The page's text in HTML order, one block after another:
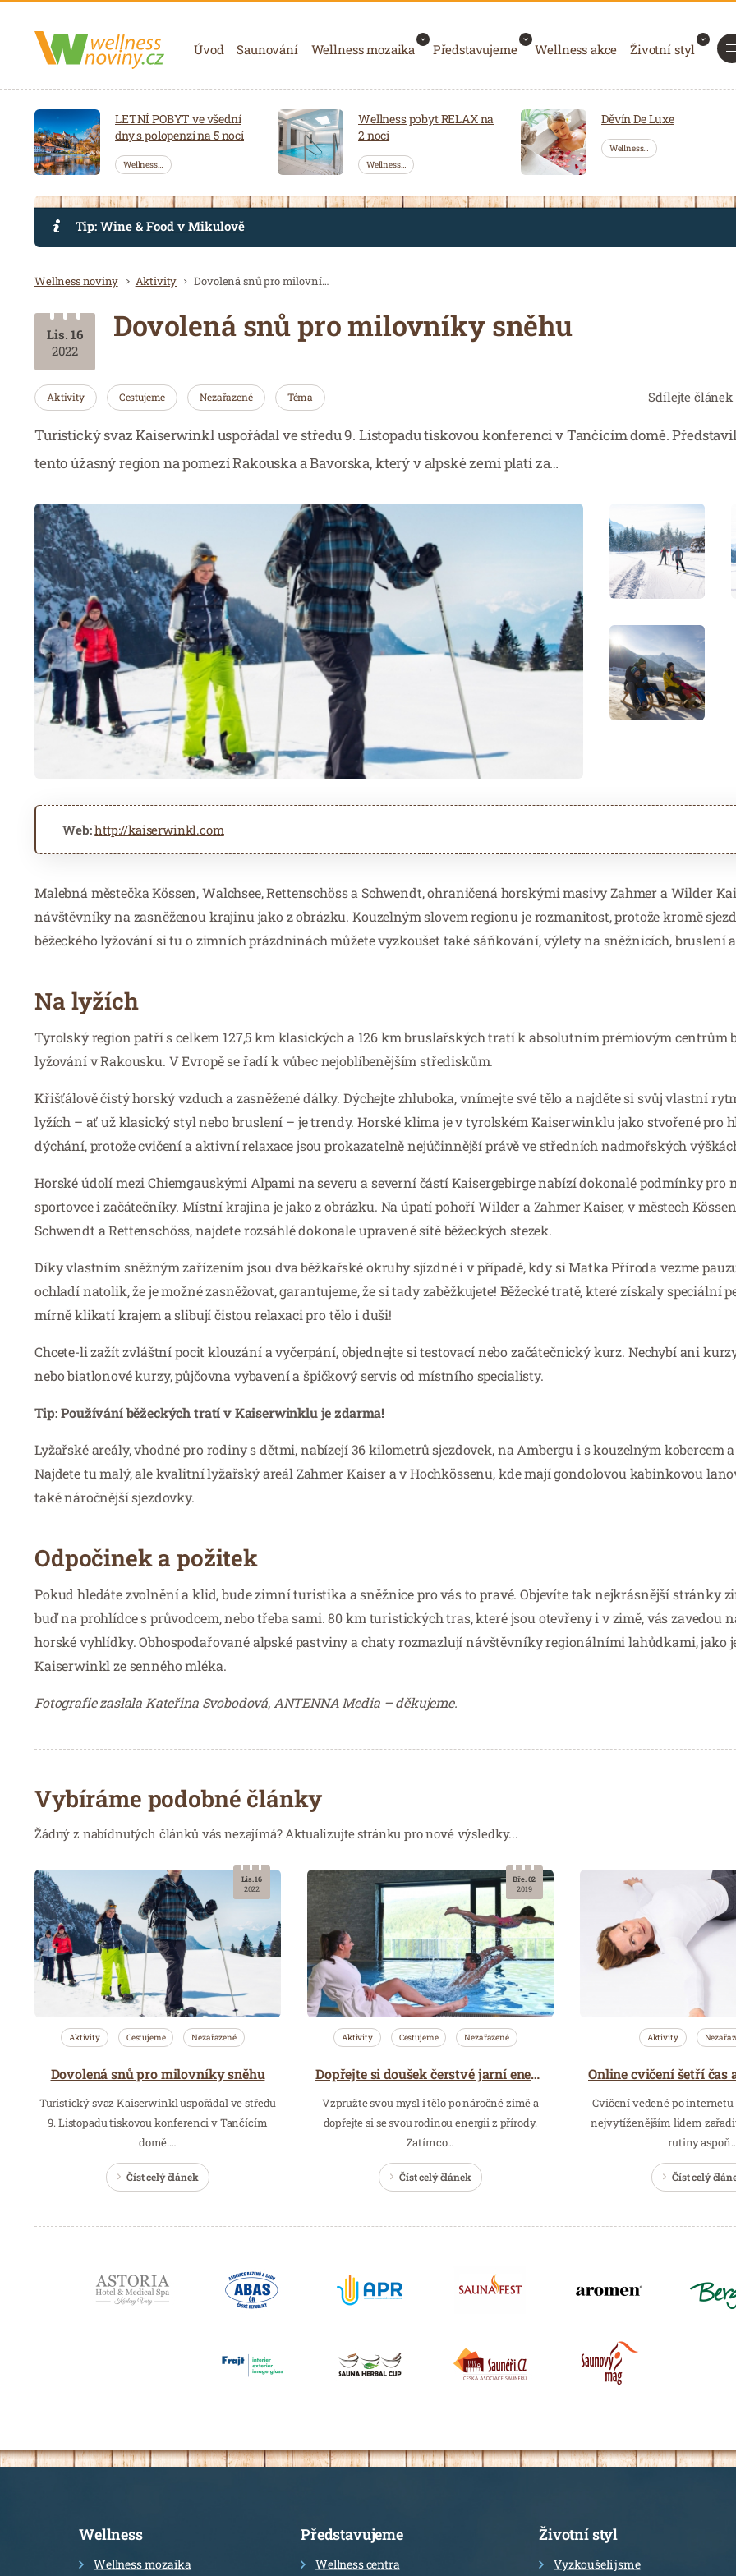
Navigace
Úvod Saunování Wellness mozaika Představujeme Wellness akce Životní styl
LETNÍ POBYT ve všední
dny s polopenzí na 5 nocí
Wellness…
Wellness pobyt RELAX na
2 noci
Wellness…
Děvín De Luxe
Wellness…
Tip: Wine & Food v Mikulově
Drobečková navigace
Wellness noviny Aktivity Dovolená snů pro milovníky sněhu
Lis. 16
2022
Dovolená snů pro milovníky sněhu
Sdílejte článek
Aktivity Cestujeme Nezařazené Téma
Turistický svaz Kaiserwinkl uspořádal ve středu 9. Listopadu tiskovou konferenci v Tančícím domě.
tento úžasný region na pomezí Rakouska a Bavorska, který v alpské zemi platí za…
Web:http://kaiserwinkl.com
Malebná městečka Kössen, Walchsee, Rettenschöss a Schwendt, ohraničená horskými masivy Zahmer a Wilder
návštěvníky na zasněženou krajinu jako z obrázku. Kouzelným slovem regionu je rozmanitost, protože kromě
běžeckého lyžování si tu o zimních prázdninách můžete vyzkoušet také sáňkování, výlety na sněžnicích, bruslení
Na lyžích
Tyrolský region patří s celkem 127,5 km klasických a 126 km bruslařských tratí k absolutním prémiovým centrům
lyžování v Rakousku. V Evropě se řadí k vůbec nejoblíbenějším střediskům.
Křišťálově čistý horský vzduch a zasněžené dálky. Dýchejte zhluboka, vnímejte své tělo a najděte si svůj vlastní
lyžích – ať už klasický styl nebo bruslení – je trendy. Horské klima je v tyrolském Kaiserwinklu jako stvořené pro
dýchání, protože cvičení a aktivní relaxace jsou prokazatelně nejúčinnější právě ve středních nadmořských
Horské údolí mezi Chiemgauskými Alpami na severu a severní částí Kaisergebirge nabízí dokonalé podmínky pro
sportovce i začátečníky. Místní krajina je jako z obrázku. Na úpatí pohoří Wilder a Zahmer Kaiser, v městech
Schwendt a Rettenschöss, najdete rozsáhlé dokonale upravené sítě běžeckých stezek.
Díky vlastním sněžným zařízením jsou dva běžkařské okruhy sjízdné i v případě, kdy si Matka Příroda vezme
ochladí natolik, že je možné zasněžovat, garantujeme, že si tady zaběžkujete! Běžecké tratě, které získaly speciální
mírně klikatí krajem a slibují čistou relaxaci pro tělo i duši!
Chcete-li zažít zvláštní pocit klouzání a vyčerpání, objednejte si testovací nebo začátečnický kurz. Nechybí ani
nebo biatlonové kurzy, půjčovna vybavení a špičkový servis od místního specialisty.
Tip: Používání běžeckých tratí v Kaiserwinklu je zdarma!
Lyžařské areály, vhodné pro rodiny s dětmi, nabízejí 36 kilometrů sjezdovek, na Ambergu i s kouzelným kobercem
Najdete tu malý, ale kvalitní lyžařský areál Zahmer Kaiser a v Hochkössenu, kde mají gondolovou kabinkovou
také náročnější sjezdovky.
Odpočinek a požitek
Pokud hledáte zvolnění a klid, bude zimní turistika a sněžnice pro vás to pravé. Objevíte tak nejkrásnější stránky
buď na prohlídce s průvodcem, nebo třeba sami. 80 km turistických tras, které jsou otevřeny i v zimě, vás zavedou
horské vyhlídky. Obhospodařované alpské pastviny a chaty rozmazlují návštěvníky regionálními lahůdkami, jako
Kaiserwinkl ze senného mléka.
Fotografie zaslala Kateřina Svobodová, ANTENNA Media – děkujeme.
Vybíráme podobné články
Žádný z nabídnutých článků vás nezajímá? Aktualizujte stránku pro nové výsledky...
Aktivity Cestujeme Nezařazené
Dovolená snů pro milovníky sněhu
Turistický svaz Kaiserwinkl uspořádal ve středu
9. Listopadu tiskovou konferenci v Tančícím
domě.…
Číst celý článek
Lis. 16
2022
Aktivity Cestujeme Nezařazené
Dopřejte si doušek čerstvé jarní energie na Dolní Moravě
Vzpružte svou mysl i tělo po náročné zimě a
dopřejte si se svou rodinou energii z přírody.
Zatímco…
Číst celý článek
Bře. 02
2019
Aktivity
Cvičení vedené po
nejvytíženějším lidem
rutiny
Číst celý
Informace
Wellness
Wellness mozaika
Představujeme
Wellness centra
Životní styl
Vyzkoušeli jsme